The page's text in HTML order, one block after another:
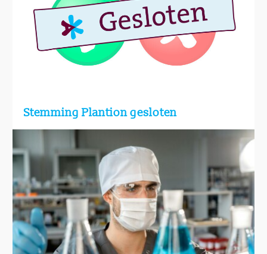
Stemming Plantion gesloten